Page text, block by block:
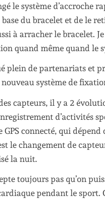
le système d’accroche
du bracelet et de le
à arracher le bracelet.
quand même quand le
plein de partenariats et
nouveau système de
capteurs, il y a 2
d’activités
GPS connecté, qui
le changement de
la nuit.
toujours pas qu’on
pendant le sport.